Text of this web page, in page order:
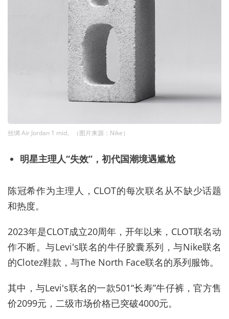
丝绸 Air Jordan 1 mid。（图片来源：Nike）
明星主理人“失效”，初代国潮境遇尴尬
陈冠希作为主理人，CLOT的每次联名从不缺少话题
和热度。
2023年是CLOT成立20周年，开年以来，CLOT联名动
作不断。与Levi's联名的牛仔胶囊系列，与Nike联名
的Clotez鞋款，与The North Face联名的系列服饰。
其中，与Levi's联名的一款501“长寿”牛仔裤，官方售
价2099元，二级市场价格已突破4000元。